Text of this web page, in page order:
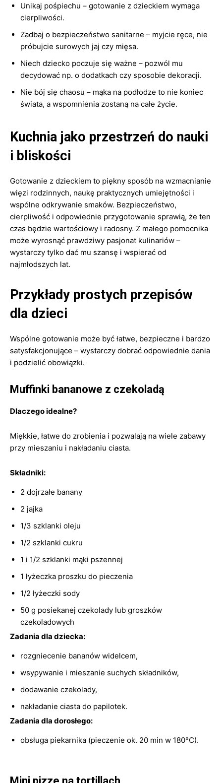
Unikaj pośpiechu – gotowanie z dzieckiem wymaga
cierpliwości.
Zadbaj o bezpieczeństwo sanitarne – myjcie ręce, nie
próbujcie surowych jaj czy mięsa.
Niech dziecko poczuje się ważne – pozwól mu
decydować np. o dodatkach czy sposobie dekoracji.
Nie bój się chaosu – mąka na podłodze to nie koniec
świata, a wspomnienia zostaną na całe życie.
Kuchnia jako przestrzeń do nauki
i bliskości
Gotowanie z dzieckiem to piękny sposób na wzmacnianie
więzi rodzinnych, naukę praktycznych umiejętności i
wspólne odkrywanie smaków. Bezpieczeństwo,
cierpliwość i odpowiednie przygotowanie sprawią, że ten
czas będzie wartościowy i radosny. Z małego pomocnika
może wyrosnąć prawdziwy pasjonat kulinariów –
wystarczy tylko dać mu szansę i wspierać od
najmłodszych lat.
Przykłady prostych przepisów
dla dzieci
Wspólne gotowanie może być łatwe, bezpieczne i bardzo
satysfakcjonujące – wystarczy dobrać odpowiednie dania
i podzielić obowiązki.
Muffinki bananowe z czekoladą
Dlaczego idealne?
Miękkie, łatwe do zrobienia i pozwalają na wiele zabawy
przy mieszaniu i nakładaniu ciasta.
Składniki:
2 dojrzałe banany
2 jajka
1/3 szklanki oleju
1/2 szklanki cukru
1 i 1/2 szklanki mąki pszennej
1 łyżeczka proszku do pieczenia
1/2 łyżeczki sody
50 g posiekanej czekolady lub groszków
czekoladowych
Zadania dla dziecka:
rozgniecenie bananów widelcem,
wsypywanie i mieszanie suchych składników,
dodawanie czekolady,
nakładanie ciasta do papilotek.
Zadania dla dorosłego:
obsługa piekarnika (pieczenie ok. 20 min w 180°C).